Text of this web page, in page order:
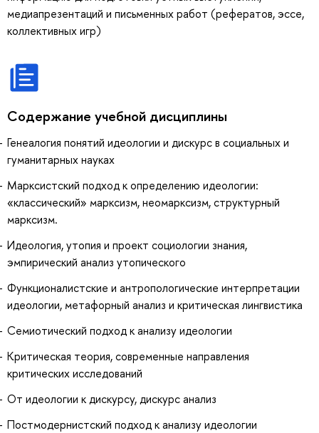
медиапрезентаций и письменных работ (рефератов, эссе,
коллективных игр)
Содержание учебной дисциплины
Генеалогия понятий идеологии и дискурс в социальных и
гуманитарных науках
Марксистский подход к определению идеологии:
«классический» марксизм, неомарксизм, структурный
марксизм.
Идеология, утопия и проект социологии знания,
эмпирический анализ утопического
Функционалистские и антропологические интерпретации
идеологии, метафорный анализ и критическая лингвистика
Семиотический подход к анализу идеологии
Критическая теория, современные направления
критических исследований
От идеологии к дискурсу, дискурс анализ
Постмодернистский подход к анализу идеологии